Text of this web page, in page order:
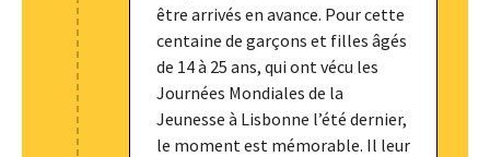
être arrivés en avance. Pour cette
centaine de garçons et filles âgés
de 14 à 25 ans, qui ont vécu les
Journées Mondiales de la
Jeunesse à Lisbonne l’été dernier,
le moment est mémorable. Il leur